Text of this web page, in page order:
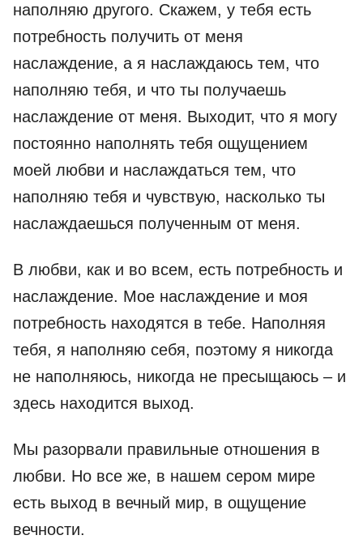
наполняю другого. Скажем, у тебя есть
потребность получить от меня
наслаждение, а я наслаждаюсь тем, что
наполняю тебя, и что ты получаешь
наслаждение от меня. Выходит, что я могу
постоянно наполнять тебя ощущением
моей любви и наслаждаться тем, что
наполняю тебя и чувствую, насколько ты
наслаждаешься полученным от меня.
В любви, как и во всем, есть потребность и
наслаждение. Мое наслаждение и моя
потребность находятся в тебе. Наполняя
тебя, я наполняю себя, поэтому я никогда
не наполняюсь, никогда не пресыщаюсь – и
здесь находится выход.
Мы разорвали правильные отношения в
любви. Но все же, в нашем сером мире
есть выход в вечный мир, в ощущение
вечности.